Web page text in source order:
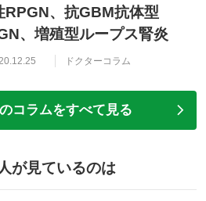
RPGN、抗GBM抗体型
、増殖型ループス腎炎
ドクターコラム
コラムをすべて見る
が見ているのは